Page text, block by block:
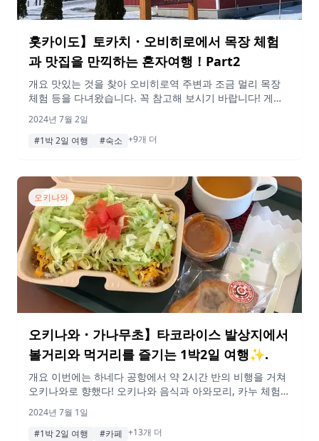
홋카이도】토카치・오비히로에서 목장 체험
과 맛집을 만끽하는 혼자여행！Part2
개요 맛있는 것을 찾아 오비히로역 주변과 조금 멀리 목장
체험 등을 다녀왔습니다. 꼭 참고해 보시기 바랍니다! 게재
행선지 오비히로역 이번에는 오비히로역에서 출발한다. 현
지에서 인기 있는 디저트와 미식 여행을 떠난다! 스팟 개요
한 모든 여객 […]
2024년 7월 2일
#1박 2일 여행
#숙소 +9개 더
오키나와
오키나와・가나무초】타코라이스 발상지에서
볼거리와 먹거리를 즐기는 1박2일 여행✨.
개요 이번에는 하네다 공항에서 약 2시간 반의 비행을 거쳐
오키나와로 향했다! 오키나와 음식과 아와모리, 카누 체험,
여행✨. 게재된 정보 및 가격은 변동될 수 있습니다. 행선지
13:00 richamocha cafe(리카모카 카페) 먼저 방문한 곳은
2024년 7월 1일
#1박 2일 여행
#카페 +13개 더